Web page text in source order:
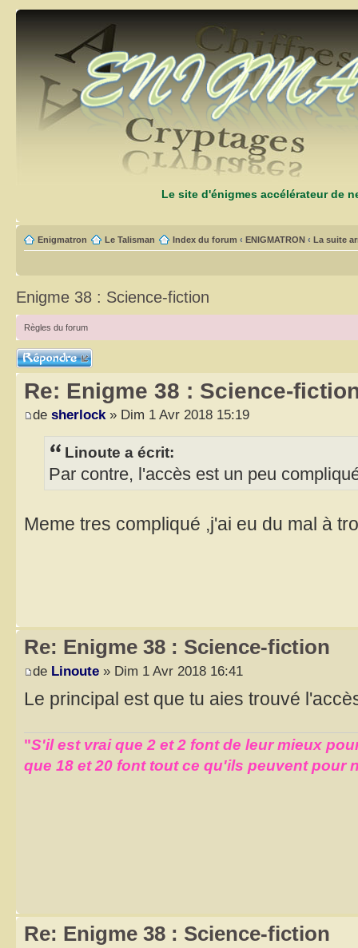
Le site d'énigmes accélérateur de
Enigmatron Le Talisman Index du forum ‹ ENIGMATRON ‹ La suite
Enigme 38 : Science-fiction
Règles du forum
Répondre
Re: Enigme 38 : Science-
de sherlock» Dim 1 Avr 2018 15:19
Linoute a écrit:
Par contre, l'accès est un peu
Meme tres compliqué ,j'ai eu du mal à
Re: Enigme 38 : Science-fiction
de Linoute » Dim 1 Avr 2018 16:41
Le principal est que tu aies trouvé
"S'il est vrai que 2 et 2 font de leur mieux
que 18 et 20 font tout ce qu'ils peuvent pour
Re: Enigme 38 : Science-fiction